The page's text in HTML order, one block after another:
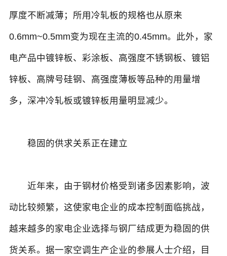
厚度不断减薄；所用冷轧板的规格也从原来
0.6mm~0.5mm变为现在主流的0.45mm。此外，家
电产品中镀锌板、彩涂板、高强度不锈钢板、镀铝
锌板、高牌号硅钢、高强度薄板等品种的用量增
多，深冲冷轧板或镀锌板用量明显减少。
稳固的供求关系正在建立
近年来，由于钢材价格受到诸多因素影响，波
动比较频繁，这使家电企业的成本控制面临挑战，
越来越多的家电企业选择与钢厂结成更为稳固的供
货关系。据一家空调生产企业的参展人士介绍，目